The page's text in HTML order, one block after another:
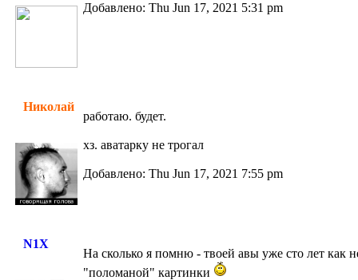
Добавлено: Thu Jun 17, 2021 5:31 pm
Николай
работаю. будет.
хз. аватарку не трогал
Добавлено: Thu Jun 17, 2021 7:55 pm
N1X
На сколько я помню - твоей авы уже сто лет как
"поломаной" картинки